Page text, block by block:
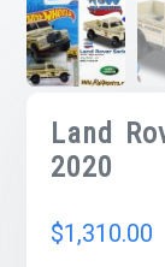
Land
2020
$1,310.00